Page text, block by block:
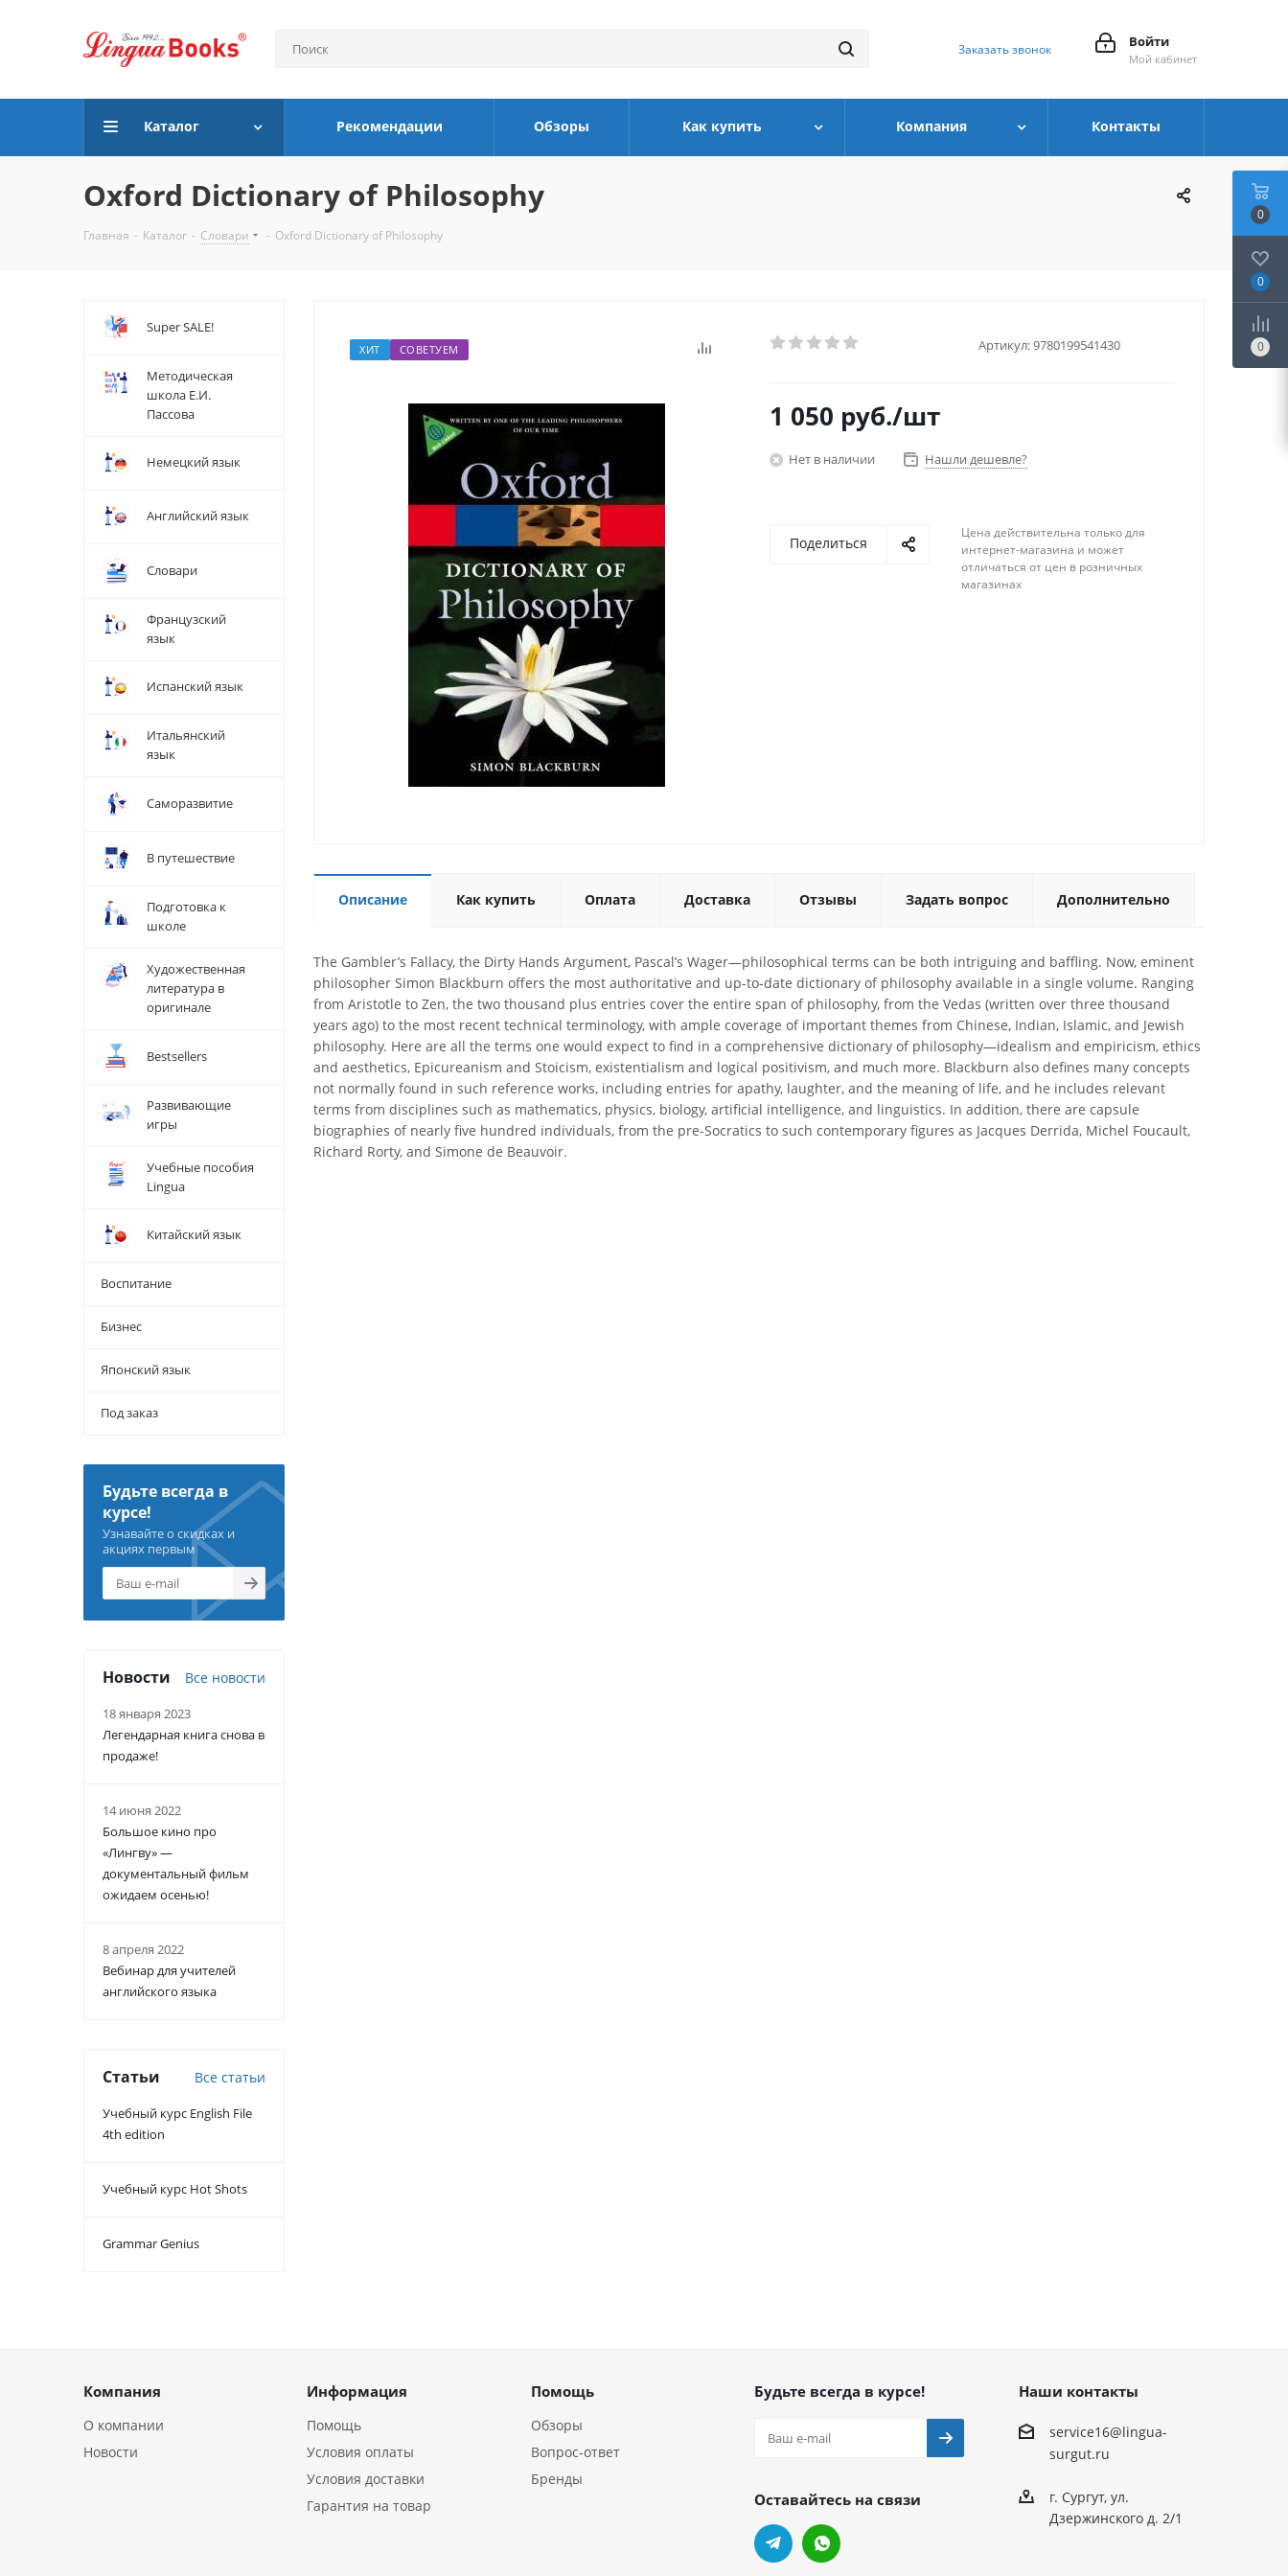
Войти
Мой кабинет
Заказать звонок
Каталог Рекомендации Обзоры Как купить Компания Контакты
Oxford Dictionary of Philosophy
Главная - Каталог - Словари - Oxford Dictionary of Philosophy
ХИТ СОВЕТУЕМ Артикул:9780199541430
1 050 руб./шт
Нет в наличии Нашли дешевле?
Поделиться
Цена действительна только для
интернет-магазина и может
отличаться от цен в розничных
магазинах
Описание Как купить Оплата Доставка Отзывы Задать вопрос Дополнительно
The Gambler’s Fallacy, the Dirty Hands Argument, Pascal’s Wager—philosophical terms can be both intriguing and baffling. Now, eminent
philosopher Simon Blackburn offers the most authoritative and up-to-date dictionary of philosophy available in a single volume. Ranging
from Aristotle to Zen, the two thousand plus entries cover the entire span of philosophy, from the Vedas (written over three thousand
years ago) to the most recent technical terminology, with ample coverage of important themes from Chinese, Indian, Islamic, and Jewish
philosophy. Here are all the terms one would expect to find in a comprehensive dictionary of philosophy—idealism and empiricism, ethics
and aesthetics, Epicureanism and Stoicism, existentialism and logical positivism, and much more. Blackburn also defines many concepts
not normally found in such reference works, including entries for apathy, laughter, and the meaning of life, and he includes relevant
terms from disciplines such as mathematics, physics, biology, artificial intelligence, and linguistics. In addition, there are capsule
biographies of nearly five hundred individuals, from the pre-Socratics to such contemporary figures as Jacques Derrida, Michel Foucault,
Richard Rorty, and Simone de Beauvoir.
Super SALE!
Методическая
школа Е.И.
Пассова
Немецкий язык
Английский язык
Словари
Французский
язык
Испанский язык
Итальянский
язык
Саморазвитие
В путешествие
Подготовка к
школе
Художественная
литература в
оригинале
Bestsellers
Развивающие
игры
Учебные пособия
Lingua
Китайский язык
Воспитание
Бизнес
Японский язык
Под заказ
Будьте всегда в
курсе!
Узнавайте о скидках и
акциях первым
Новости Все новости
18 января 2023
Легендарная книга снова в
продаже!
14 июня 2022
Большое кино про
«Лингву» —
документальный фильм
ожидаем осенью!
8 апреля 2022
Вебинар для учителей
английского языка
Статьи Все статьи
Учебный курс English File
4th edition
Учебный курс Hot Shots
Grammar Genius
Компания
О компании
Новости
Информация
Помощь
Условия оплаты
Условия доставки
Гарантия на товар
Помощь
Обзоры
Вопрос-ответ
Бренды
Будьте всегда в курсе!
Оставайтесь на связи
Наши контакты
service16@lingua-
surgut.ru
г. Сургут,ул.
Дзержинского д. 2/1
0
0
0